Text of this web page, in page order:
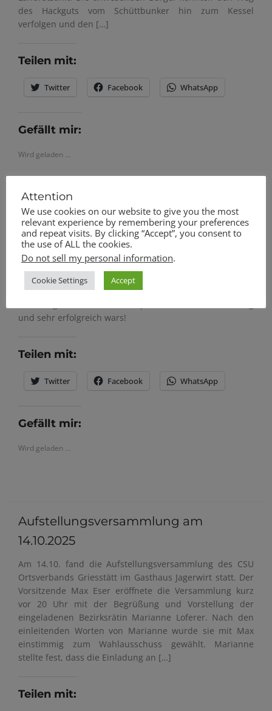
des Hackguts vom Schüttbunker hin zum Kessel
verfolgen und den […]
Teilen mit:
Twitter Facebook WhatsApp
Gefällt mir:
Wird geladen …
Fototermin für unser Gruppenfoto
Am heutigen Samstag, 22.11.2025, trafen sich unsere
Gemeinderatskandidaten zusammen mit
Bürgermeisterkandidat Linner am Kettenhamer Weiher
zum Fototermin. Norbert Hanke hat uns bei unseren
und sehr erfolgreich wars!
Teilen mit:
Twitter Facebook WhatsApp
Gefällt mir:
Wird geladen …
Aufstellungsversammlung am
14.10.2025
Am 14.10. fand die Aufstellungsversammlung des CSU
Ortsverbands Griesstätt im Gasthaus Jagerwirt statt. Der
Vorsitzende Max Eser eröffnete die Versammlung kurz
vor 20 Uhr mit der Begrüßung und Vorstellung der
eingeladenen Bezirksrätin Marianne Loferer. Nach den
einleitenden Worten von Marianne wurde sie mit Max
einstimmig zum Wahlausschuss gewählt. Marianne
stellte fest, dass die Einladung an […]
Teilen mit:
Attention
We use cookies on our website to give you the most
relevant experience by remembering your preferences
and repeat visits. By clicking “Accept”, you consent to
the use of ALL the cookies.
Do not sell my personal information.
Cookie Settings Accept